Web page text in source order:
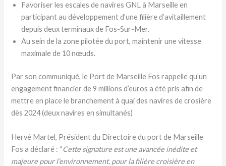
Favoriser les escales de navires GNL à Marseille en
participant au développement d’une filière d’avitaillement
depuis deux terminaux de Fos-Sur-Mer.
Au sein de la zone pilotée du port, maintenir une vitesse
maximale de 10 nœuds.
Par son communiqué, le Port de Marseille Fos rappelle qu’un
engagement financier de 9 millions d’euros a été pris afin de
mettre en place le branchement à quai des navires de crosière
dès 2024 (deux navires en simultanés)
Hervé Martel, Président du Directoire du port de Marseille
Fos a déclaré : “Cette signature est une avancée inédite et
majeure pour l’environnement, pour la filière croisière en